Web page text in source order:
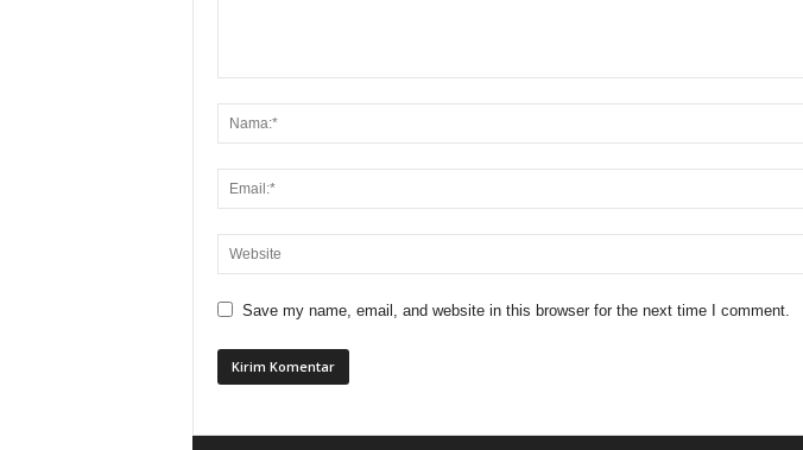
Save my name, email, and website in this browser for the next time I comment.